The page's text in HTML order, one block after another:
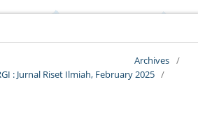
Archives /
: Jurnal Riset Ilmiah, February 2025 /